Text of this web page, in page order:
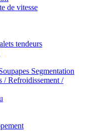
de vitesse
tendeurs
Segmentation
/ Refroidissement /